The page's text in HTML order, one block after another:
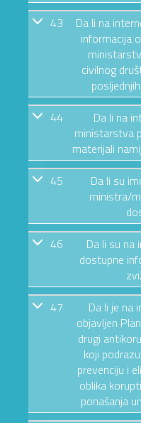
43
Da li na
informacija
civilnog
44
Da li na
ministarstva
materijali
45
Da li su
ministra/
46
Da li su na
dostupne
47
Da li je na
objavljen
drugi
koji
prevenciju i
oblika
ponašanja